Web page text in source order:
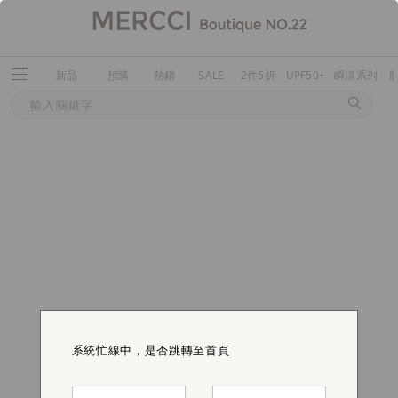
新品 預購 熱銷 SALE 2件5折 UPF50+ 瞬涼系列
系統忙線中，是否跳轉至首頁
系統忙線中，是否跳轉至首頁
系統忙線中，是否跳轉至首頁
系統忙線中，是否跳轉至首頁
系統忙線中，是否跳轉至首頁